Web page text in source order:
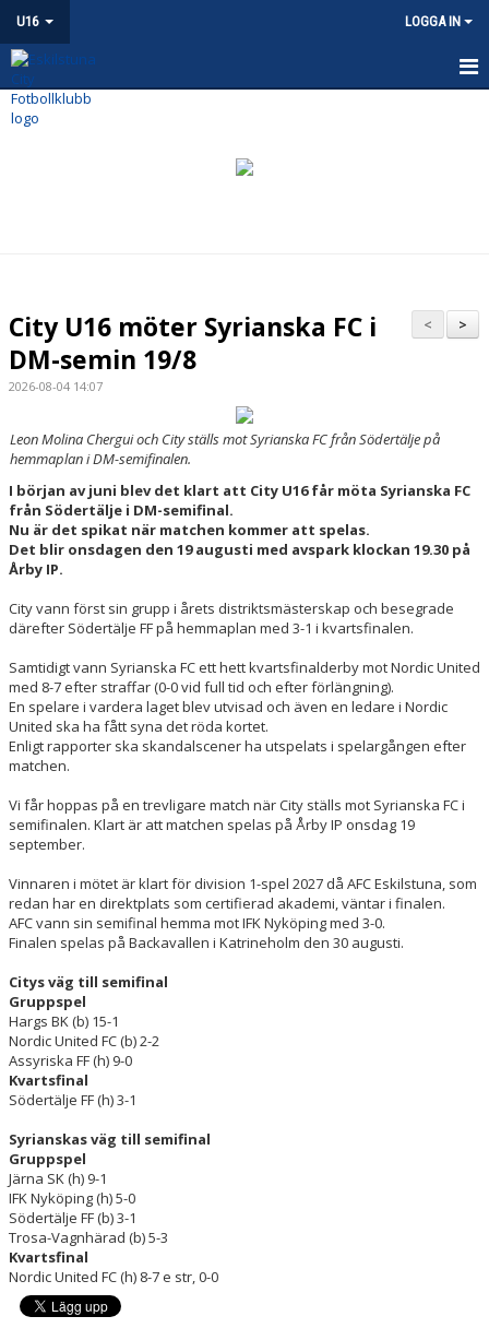
U16 LOGGA IN
U16
BILDGALLERI
DOKUMENT
KONTAKT
>
<
City U16 möter Syrianska FC i
DM-semin 19/8
2026-08-04 14:07
Leon Molina Chergui och City ställs mot Syrianska FC från Södertälje på
hemmaplan i DM-semifinalen.
I början av juni blev det klart att City U16 får möta Syrianska FC
från Södertälje i DM-semifinal.
Nu är det spikat när matchen kommer att spelas.
Det blir onsdagen den 19 augusti med avspark klockan 19.30 på
Årby IP.
City vann först sin grupp i årets distriktsmästerskap och besegrade
därefter Södertälje FF på hemmaplan med 3-1 i kvartsfinalen.
Samtidigt vann Syrianska FC ett hett kvartsfinalderby mot Nordic United
med 8-7 efter straffar (0-0 vid full tid och efter förlängning).
En spelare i vardera laget blev utvisad och även en ledare i Nordic
United ska ha fått syna det röda kortet.
Enligt rapporter ska skandalscener ha utspelats i spelargången efter
matchen.
Vi får hoppas på en trevligare match när City ställs mot Syrianska FC i
semifinalen. Klart är att matchen spelas på Årby IP onsdag 19
september.
Vinnaren i mötet är klart för division 1-spel 2027 då AFC Eskilstuna, som
redan har en direktplats som certifierad akademi, väntar i finalen.
AFC vann sin semifinal hemma mot IFK Nyköping med 3-0.
Finalen spelas på Backavallen i Katrineholm den 30 augusti.
Citys väg till semifinal
Gruppspel
Hargs BK (b) 15-1
Nordic United FC (b) 2-2
Assyriska FF (h) 9-0
Kvartsfinal
Södertälje FF (h) 3-1
Syrianskas väg till semifinal
Gruppspel
Järna SK (h) 9-1
IFK Nyköping (h) 5-0
Södertälje FF (b) 3-1
Trosa-Vagnhärad (b) 5-3
Kvartsfinal
Nordic United FC (h) 8-7 e str, 0-0